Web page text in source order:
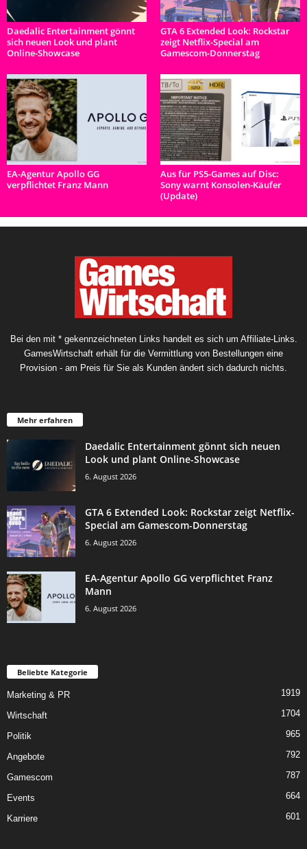
Daedalic Entertainment gönnt
sich neuen Look und plant
Online-Showcase
GTA 6 Extended Look: Rockstar
zeigt Netflix-Special am
Gamescom-Donnerstag
EA-Agentur Apollo GG
verpflichtet Franz Mann
Aus für PS5-Games auf Disc:
Sony warnt Konsolen-Käufer
(Update)
Bei den mit * gekennzeichneten Links handelt es sich um Affiliate-Links.
GamesWirtschaft erhält für die Vermittlung von Bestellungen eine
Provision - am Preis für Sie als Kunden ändert sich dadurch nichts.
Mehr erfahren
Daedalic Entertainment gönnt sich neuen
Look und plant Online-Showcase
6. August 2026
GTA 6 Extended Look: Rockstar zeigt Netflix-
Special am Gamescom-Donnerstag
6. August 2026
EA-Agentur Apollo GG verpflichtet Franz
Mann
6. August 2026
Beliebte Kategorie
Marketing & PR 1919
Wirtschaft 1704
Politik 965
Angebote 792
Gamescom 787
Events 664
Karriere 601